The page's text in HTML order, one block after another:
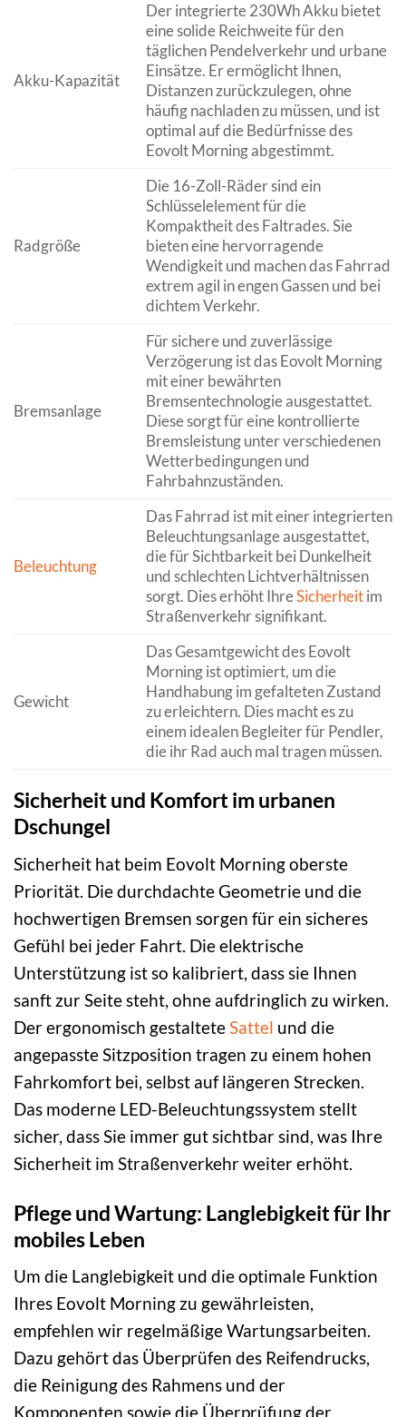
Akku-Kapazität
Der integrierte 230Wh Akku bietet
eine solide Reichweite für den
täglichen Pendelverkehr und urbane
Einsätze. Er ermöglicht Ihnen,
Distanzen zurückzulegen, ohne
häufig nachladen zu müssen, und ist
optimal auf die Bedürfnisse des
Eovolt Morning abgestimmt.
Radgröße
Die 16-Zoll-Räder sind ein
Schlüsselelement für die
Kompaktheit des Faltrades. Sie
bieten eine hervorragende
Wendigkeit und machen das Fahrrad
extrem agil in engen Gassen und bei
dichtem Verkehr.
Bremsanlage
Für sichere und zuverlässige
Verzögerung ist das Eovolt Morning
mit einer bewährten
Bremsentechnologie ausgestattet.
Diese sorgt für eine kontrollierte
Bremsleistung unter verschiedenen
Wetterbedingungen und
Fahrbahnzuständen.
Beleuchtung
Das Fahrrad ist mit einer integrierten
Beleuchtungsanlage ausgestattet,
die für Sichtbarkeit bei Dunkelheit
und schlechten Lichtverhältnissen
sorgt. Dies erhöht IhreSicherheitim
Straßenverkehr signifikant.
Gewicht
Das Gesamtgewicht des Eovolt
Morning ist optimiert, um die
Handhabung im gefalteten Zustand
zu erleichtern. Dies macht es zu
einem idealen Begleiter für Pendler,
die ihr Rad auch mal tragen müssen.
Sicherheit und Komfort im urbanen
Dschungel
Sicherheit hat beim Eovolt Morning oberste
Priorität. Die durchdachte Geometrie und die
hochwertigen Bremsen sorgen für ein sicheres
Gefühl bei jeder Fahrt. Die elektrische
Unterstützung ist so kalibriert, dass sie Ihnen
sanft zur Seite steht, ohne aufdringlich zu wirken.
Der ergonomisch gestalteteSattel und die
angepasste Sitzposition tragen zu einem hohen
Fahrkomfort bei, selbst auf längeren Strecken.
Das moderne LED-Beleuchtungssystem stellt
sicher, dass Sie immer gut sichtbar sind, was Ihre
Sicherheit im Straßenverkehr weiter erhöht.
Pflege und Wartung: Langlebigkeit für Ihr
mobiles Leben
Um die Langlebigkeit und die optimale Funktion
Ihres Eovolt Morning zu gewährleisten,
empfehlen wir regelmäßige Wartungsarbeiten.
Dazu gehört das Überprüfen des Reifendrucks,
die Reinigung des Rahmens und der
Komponenten sowie die Überprüfung der